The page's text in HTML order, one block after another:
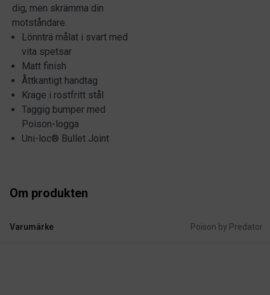
dig, men skrämma din
motståndare.
Lönnträ målat i svart med
vita spetsar
Matt finish
Åttkantigt handtag
Krage i rostfritt stål
Taggig bumper med
Poison-logga
Uni-loc® Bullet Joint
Om produkten
Varumärke Poison by Predator